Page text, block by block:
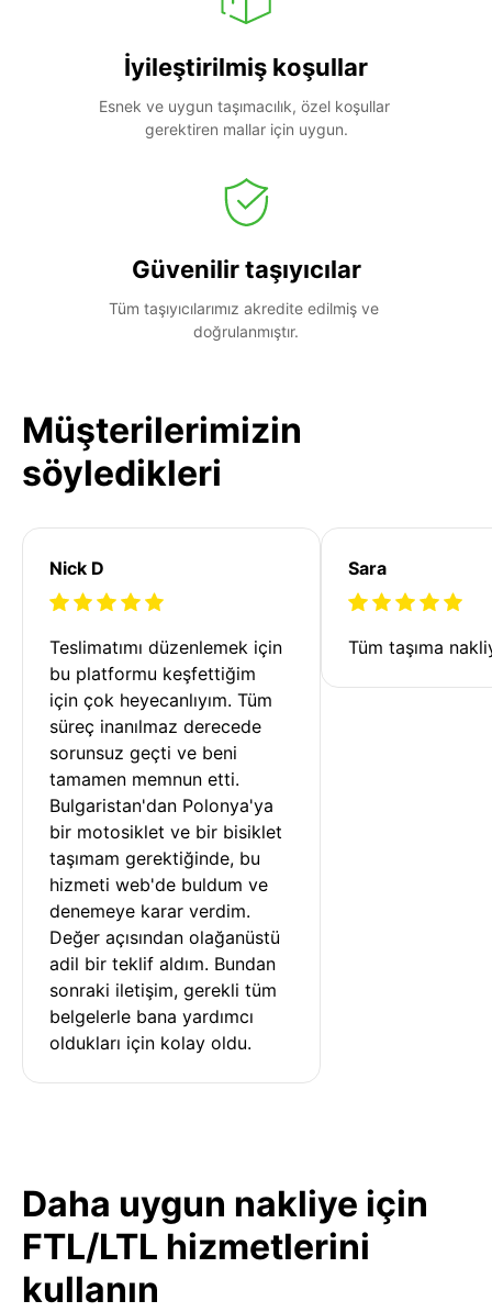
İyileştirilmiş koşullar
Esnek ve uygun taşımacılık, özel koşullar
gerektiren mallar için uygun.
Güvenilir taşıyıcılar
Tüm taşıyıcılarımız akredite edilmiş ve
doğrulanmıştır.
Müşterilerimizin
söyledikleri
Nick D
Teslimatımı düzenlemek için
bu platformu keşfettiğim
için çok heyecanlıyım. Tüm
süreç inanılmaz derecede
sorunsuz geçti ve beni
tamamen memnun etti.
Bulgaristan'dan Polonya'ya
bir motosiklet ve bir bisiklet
taşımam gerektiğinde, bu
hizmeti web'de buldum ve
denemeye karar verdim.
Değer açısından olağanüstü
adil bir teklif aldım. Bundan
sonraki iletişim, gerekli tüm
belgelerle bana yardımcı
oldukları için kolay oldu.
Sara
Tüm taşıma
Daha uygun nakliye için
FTL/LTL hizmetlerini
kullanın